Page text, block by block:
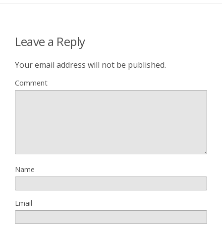
Leave a Reply
Your email address will not be published.
Comment
Name
Email